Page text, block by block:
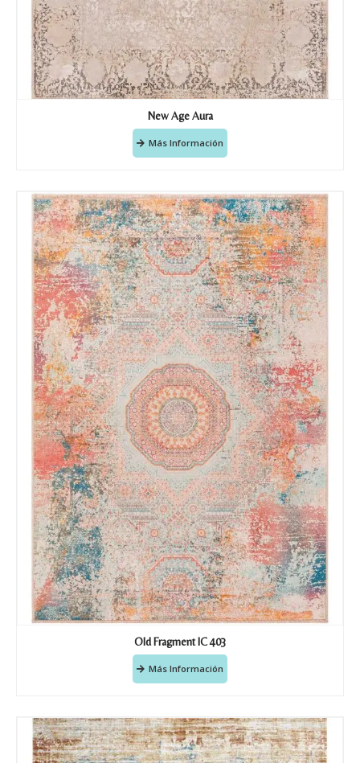
New Age Aura
Más Información
Old Fragment IC 403
Más Información
Nombre y apellido*
Correo electronico*
Tu mensaje.
Nombre y Referencia del producto*
Acuerdo RGPD*
Doy mi consentimiento para que
esta web almacene la
información que envío para que
puedan responder a mi petición.
Recibir mi oferta